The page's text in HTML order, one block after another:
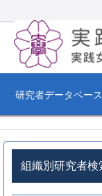
研究者データベース
組織別研究者検